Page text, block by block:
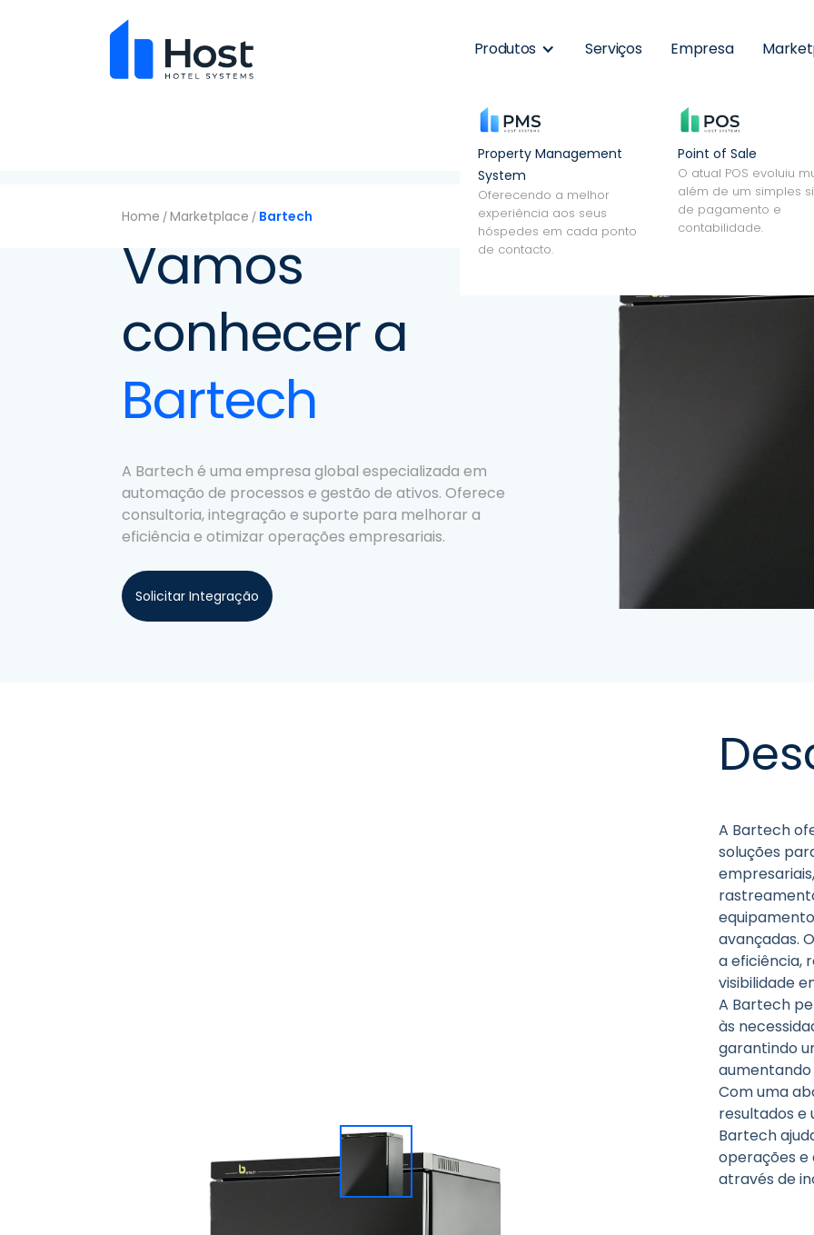
Produtos
Property Management
System
Oferecendo a melhor
experiência aos seus
hóspedes em cada ponto
de contacto.
Point of Sale
O atual POS evoluiu
além de um simples
de pagamento e
contabilidade.
Serviços Empresa
Home /Marketplace / Bartech
Vamos
conhecer a
Bartech
A Bartech é uma empresa global especializada em
automação de processos e gestão de ativos. Oferece
consultoria, integração e suporte para melhorar a
eficiência e otimizar operações empresariais.
Solicitar Integração
A Bartech
soluções
avançadas.
a eficiência,
visibilidade
A Bartech
às
garantindo
Com uma
resultados e
Bartech
operações
através de